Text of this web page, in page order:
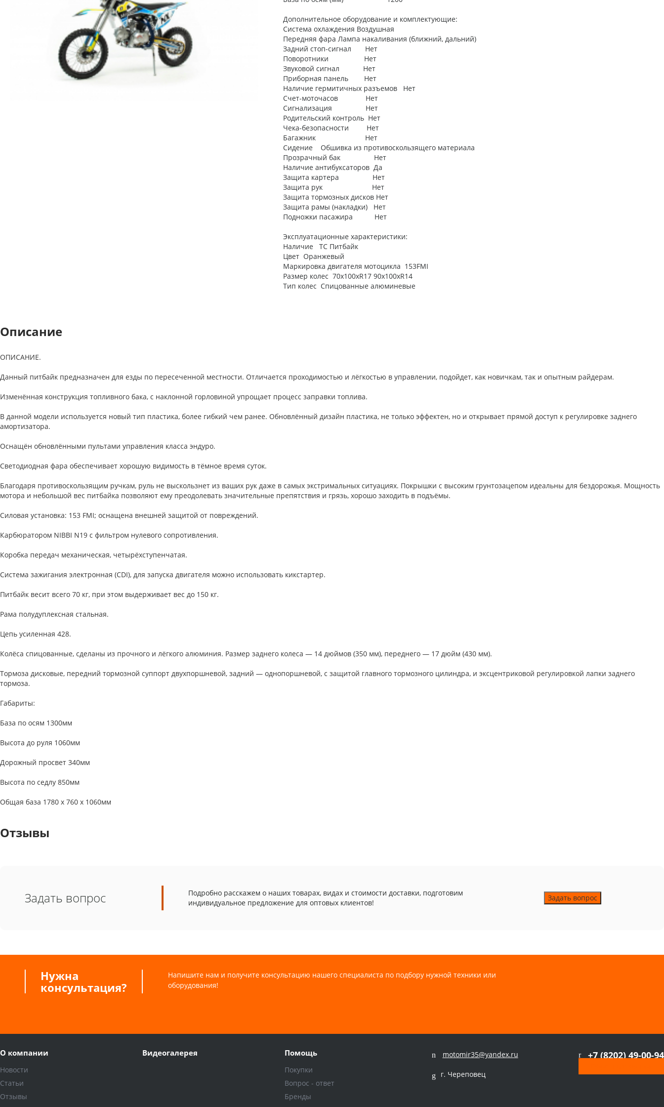
Дополнительное оборудование и комплектующие:
Система охлаждения Воздушная
Передняя фара Лампа накаливания (ближний, дальний)
Задний стоп-сигнал Нет
Поворотники Нет
Звуковой сигнал Нет
Приборная панель Нет
Наличие гермитичных разъемов Нет
Счет-моточасов Нет
Сигнализация Нет
Родительский контроль Нет
Чека-безопасности Нет
Багажник Нет
Сидение Обшивка из противоскользящего материала
Прозрачный бак Нет
Наличие антибуксаторов Да
Защита картера Нет
Защита рук Нет
Защита тормозных дисков Нет
Защита рамы (накладки) Нет
Подножки пасажира Нет
Эксплуатационные характеристики:
Наличие ТС Питбайк
Цвет Оранжевый
Маркировка двигателя мотоцикла 153FMI
Размер колес 70х100хR17 90х100хR14
Тип колес Спицованные алюминевые
Описание
ОПИСАНИЕ.
Данный питбайк предназначен для езды по пересеченной местности. Отличается проходимостью и лёгкостью в управлении, подойдет, как новичкам, так и опытным райдерам.
Изменённая конструкция топливного бака, с наклонной горловиной упрощает процесс заправки топлива.
В данной модели используется новый тип пластика, более гибкий чем ранее. Обновлённый дизайн пластика, не только эффектен, но и открывает прямой доступ к регулировке заднего
амортизатора.
Оснащён обновлёнными пультами управления класса эндуро.
Светодиодная фара обеспечивает хорошую видимость в тёмное время суток.
Благодаря противоскользящим ручкам, руль не выскользнет из ваших рук даже в самых экстримальных ситуациях. Покрышки с высоким грунтозацепом идеальны для бездорожья. Мощность
мотора и небольшой вес питбайка позволяют ему преодолевать значительные препятствия и грязь, хорошо заходить в подъёмы.
Силовая установка: 153 FMI; оснащена внешней защитой от повреждений.
Карбюратором NIBBI N19 с фильтром нулевого сопротивления.
Коробка передач механическая, четырёхступенчатая.
Система зажигания электронная (CDI), для запуска двигателя можно использовать кикстартер.
Питбайк весит всего 70 кг, при этом выдерживает вес до 150 кг.
Рама полудуплексная стальная.
Цепь усиленная 428.
Колёса спицованные, сделаны из прочного и лёгкого алюминия. Размер заднего колеса — 14 дюймов (350 мм), переднего — 17 дюйм (430 мм).
Тормоза дисковые, передний тормозной суппорт двухпоршневой, задний — однопоршневой, с защитой главного тормозного цилиндра, и эксцентриковой регулировкой лапки заднего
тормоза.
Габариты:
База по осям 1300мм
Высота до руля 1060мм
Дорожный просвет 340мм
Высота по седлу 850мм
Общая база 1780 х 760 х 1060мм
Отзывы
Задать вопрос
Подробно расскажем о наших товарах, видах и стоимости доставки, подготовим
индивидуальное предложение для оптовых клиентов!
Задать вопрос
Нужна
консультация?
Напишите нам и получите консультацию нашего специалиста по подбору нужной техники или
оборудования!
О компании
Новости
Статьи
Отзывы
Видеогалерея Помощь
Покупки
Вопрос - ответ
Бренды
motomir35@yandex.ru
г. Череповец
+7 (8202) 49-00-94